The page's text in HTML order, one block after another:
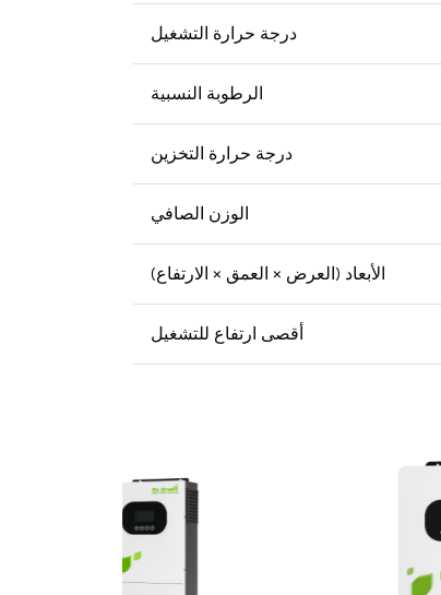
درجة حرارة التشغيل
الرطوبة النسبية
درجة حرارة التخزين
الوزن الصافي
الأبعاد (العرض × العمق × الارتفاع)
أقصى ارتفاع للتشغيل